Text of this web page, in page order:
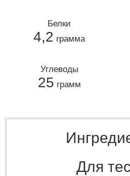
Белки
4,2 грамма
Углеводы
25 грамм
Для